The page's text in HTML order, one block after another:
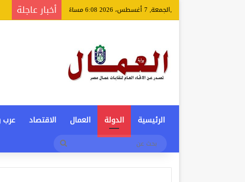
,الجمعة, 7 أغسطس، 2026 6:08 مساءً أخبار عاجلة
الرئيسية الدولة العمال الاقتصاد عرب